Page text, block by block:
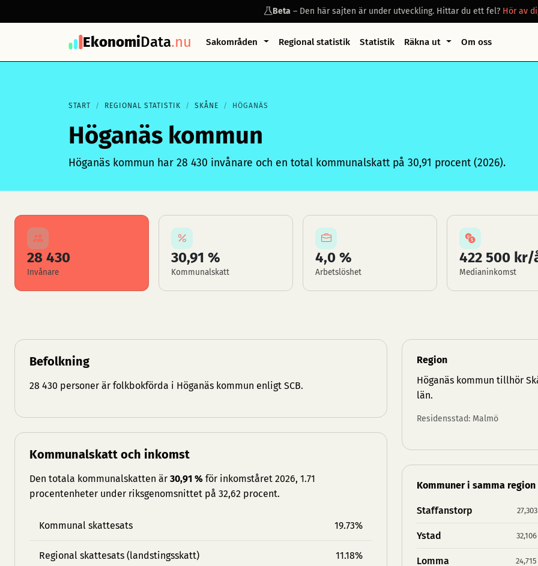
Beta– Den här sajten är under utveckling. Hittar du ett fel? Hör av
EkonomiData.nu Sakområden Regional statistik Statistik Räkna ut Om oss
START REGIONAL STATISTIK SKÅNE HÖGANÄS
Höganäs kommun
Höganäs kommun har 28 430 invånare och en total kommunalskatt på 30,91 procent (2026).
28 430
Invånare
30,91 %
Kommunalskatt
4,0 %
Arbetslöshet
422 500 kr/
Medianinkomst
Befolkning
28 430 personer är folkbokförda i Höganäs kommun enligt SCB.
Kommunalskatt och inkomst
Den totala kommunalskatten är 30,91 % för inkomståret 2026, 1.71
procentenheter under riksgenomsnittet på 32,62 procent.
Kommunal skattesats 19.73%
Regional skattesats (landstingsskatt) 11.18%
Region
Höganäs kommun tillhör
län.
Residensstad: Malmö
Kommuner i samma region
Staffanstorp
Ystad 32,106
Lomma 24,715